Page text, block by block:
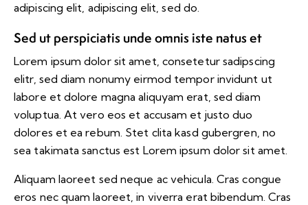
adipiscing elit, adipiscing elit, sed do.
Sed ut perspiciatis unde omnis iste natus et
Lorem ipsum dolor sit amet, consetetur sadipscing
elitr, sed diam nonumy eirmod tempor invidunt ut
labore et dolore magna aliquyam erat, sed diam
voluptua. At vero eos et accusam et justo duo
dolores et ea rebum. Stet clita kasd gubergren, no
sea takimata sanctus est Lorem ipsum dolor sit amet.
Aliquam laoreet sed neque ac vehicula. Cras congue
eros nec quam laoreet, in viverra erat bibendum. Cras